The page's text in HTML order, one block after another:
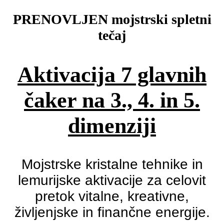
PRENOVLJEN mojstrski spletni
tečaj
Aktivacija 7 glavnih
čaker na 3., 4. in 5.
dimenziji
Mojstrske kristalne tehnike in
lemurijske aktivacije za celovit
pretok vitalne, kreativne,
življenjske in finančne energije.